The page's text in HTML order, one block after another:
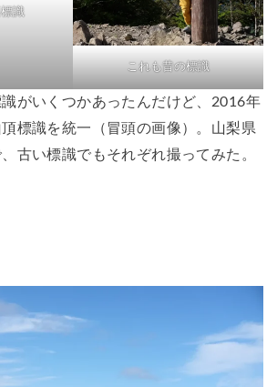
識
これも昔の標識
がいくつかあったんだけど、2016年
標識を統一（冒頭の画像）。山梨県
古い標識でもそれぞれ撮ってみた。